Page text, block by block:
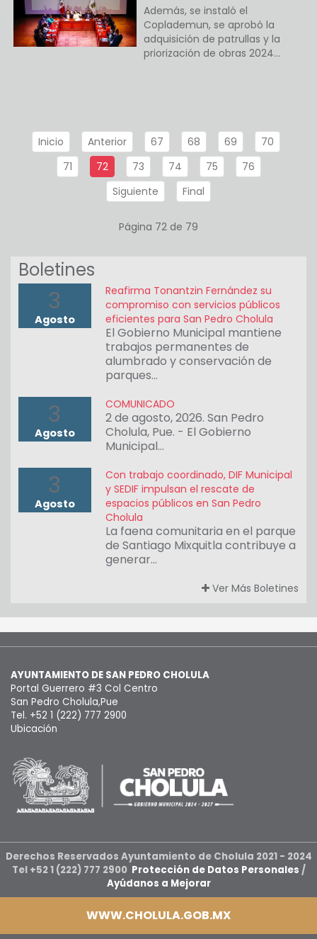
Además, se instaló el
Coplademun, se aprobó la
adquisición de patrullas y la
priorización de obras 2024…
Inicio Anterior 67 68 69
70
71
72 73 74 75
76
Siguiente
Final
Página 72 de 79
Boletines
3
Agosto
Reafirma Tonantzin Fernández su
compromiso con servicios públicos
eficientes para San Pedro Cholula
El Gobierno Municipal mantiene
trabajos permanentes de
alumbrado y conservación de
parques…
3
Agosto
COMUNICADO
2 de agosto, 2026. San Pedro
Cholula, Pue. - El Gobierno
Municipal…
3
Agosto
Con trabajo coordinado, DIF Municipal
y SEDIF impulsan el rescate de
espacios públicos en San Pedro
Cholula
La faena comunitaria en el parque
de Santiago Mixquitla contribuye a
generar…
Ver Más Boletines
AYUNTAMIENTO DE SAN PEDRO CHOLULA
Portal Guerrero #3 Col Centro
San Pedro Cholula,Pue
Tel. +52 1 (222) 777 2900
Ubicación
Derechos Reservados Ayuntamiento de Cholula 2021 - 2024
Tel +52 1 (222) 777 2900 Protección de Datos Personales /
Ayúdanos a Mejorar
WWW.CHOLULA.GOB.MX